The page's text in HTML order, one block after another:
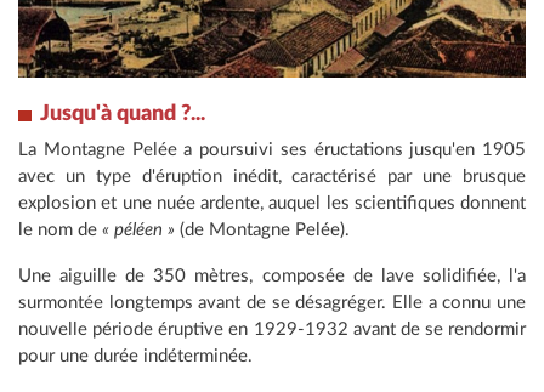
Jusqu'à quand ?...
La Montagne Pelée a poursuivi ses éructations jusqu'en 1905
avec un type d'éruption inédit, caractérisé par une brusque
explosion et une nuée ardente, auquel les scientifiques donnent
le nom de « péléen » (de Montagne Pelée).
Une aiguille de 350 mètres, composée de lave solidifiée, l'a
surmontée longtemps avant de se désagréger. Elle a connu une
nouvelle période éruptive en 1929-1932 avant de se rendormir
pour une durée indéterminée.